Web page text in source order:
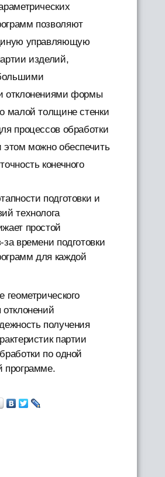
позволяют
управляющую
изделий,
отклонениями формы
малой толщине стенки
процессов обработки
можно обеспечить
конечного
подготовки и
технолога
простой
времени подготовки
для каждой
геометрического
отклонений
получения
партии
по одной
программе.